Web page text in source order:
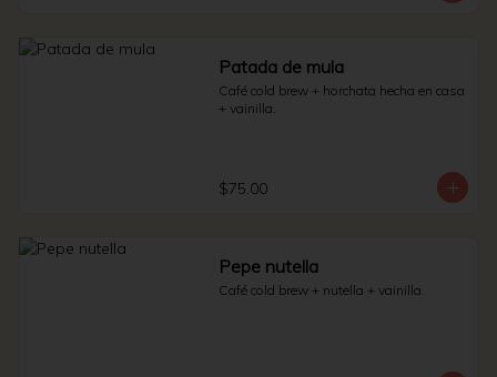
Patada de mula
Café cold brew + horchata hecha en casa
+ vainilla.
$75.00
Pepe nutella
Café cold brew + nutella + vainilla.